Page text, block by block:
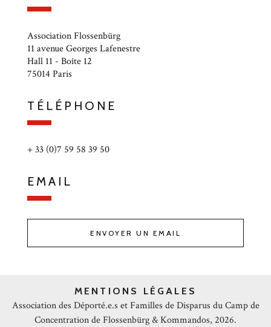
Association Flossenbürg
11 avenue Georges Lafenestre
Hall 11 - Boîte 12
75014 Paris
TÉLÉPHONE
+ 33 (0)7 59 58 39 50
EMAIL
ENVOYER UN EMAIL
MENTIONS LÉGALES
Association des Déporté.e.s et Familles de Disparus du Camp de
Concentration de Flossenbürg & Kommandos, 2026.